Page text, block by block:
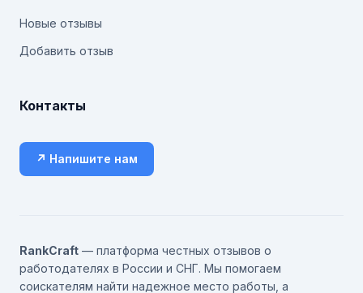
Новые отзывы
Добавить отзыв
Контакты
↗ Напишите нам
RankCraft — платформа честных отзывов о
работодателях в России и СНГ. Мы помогаем
соискателям найти надежное место работы, а